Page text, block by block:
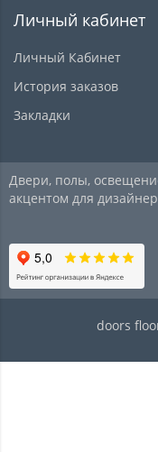
Личный кабинет
Личный Кабинет
История заказов
Закладки
Двери, полы,
акцентом для
doors